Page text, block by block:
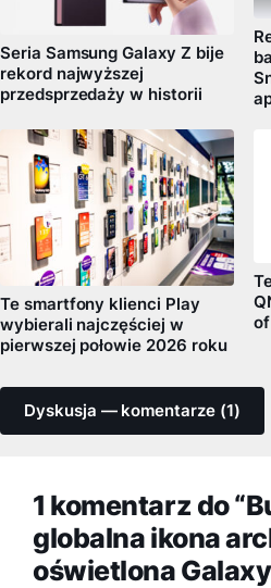
Seria Samsung Galaxy Z bije
rekord najwyższej
przedsprzedaży w historii
Te smartfony klienci Play
wybierali najczęściej w
pierwszej połowie 2026 roku
of
Dyskusja — komentarze (1)
1 komentarz do
globalna ikona
oświetlona